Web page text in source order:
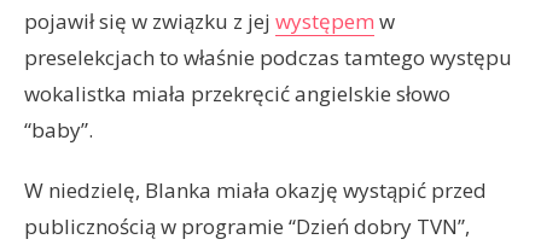
pojawił się w związku z jej występem w
preselekcjach to właśnie podczas tamtego występu
wokalistka miała przekręcić angielskie słowo
“baby”.
W niedzielę, Blanka miała okazję wystąpić przed
publicznością w programie “Dzień dobry TVN”,